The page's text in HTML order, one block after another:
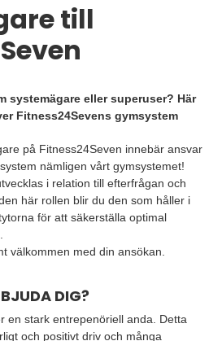
till
systemägare eller superuser? Här
Fitness24Sevens gymsystem
på Fitness24Seven innebär ansvar
nämligen vårt gymsystemet!
i relation till efterfrågan och
här rollen blir du den som håller i
för att säkerställa optimal
välkommen med din ansökan.
DIG?
en stark entrepenöriell anda. Detta
och positivt driv och många